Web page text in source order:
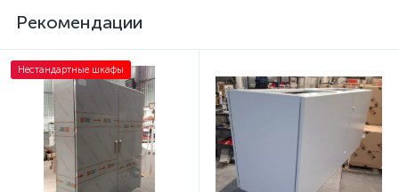
Рекомендации
Нестандартные шкафы